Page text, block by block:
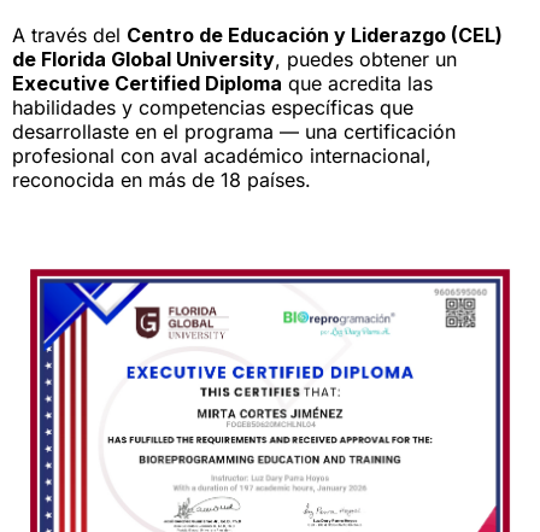
A través del Centro de Educación y Liderazgo (CEL)
de Florida Global University, puedes obtener un
Executive Certified Diploma que acredita las
habilidades y competencias específicas que
desarrollaste en el programa — una certificación
profesional con aval académico internacional,
reconocida en más de 18 países.